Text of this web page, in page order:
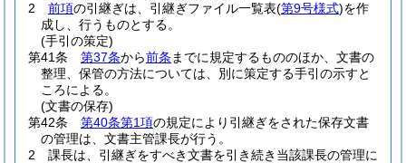
2
前項の引継ぎは、引継ぎファイル一覧表(第9号様式)を作
成し、行うものとする。
(手引の策定)
第41条
第37条から前条 までに規定するもののほか、文書の
整理、保管の方法については、別に策定する手引の示すと
ころによる。
(文書の保存)
第42条
第40条第1項の規定により引継ぎをされた保存文書
の管理は、文書主管課長が行う。
2
課長は、引継ぎをすべき文書を引き続き当該課長の管理に